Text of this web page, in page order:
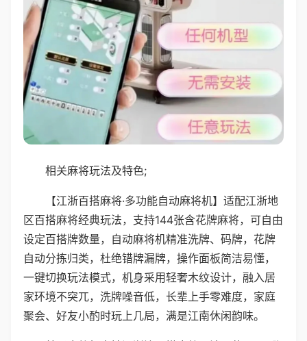
相关麻将玩法及特色;
【江浙百搭麻将·多功能自动麻将机】适配江浙地
区百搭麻将经典玩法，支持144张含花牌麻将，可自由
设定百搭牌数量，自动麻将机精准洗牌、码牌，花牌
自动分拣归类，杜绝错牌漏牌，操作面板简洁易懂，
一键切换玩法模式，机身采用轻奢木纹设计，融入居
家环境不突兀，洗牌噪音低，长辈上手零难度，家庭
聚会、好友小酌时玩上几局，满是江南休闲韵味。